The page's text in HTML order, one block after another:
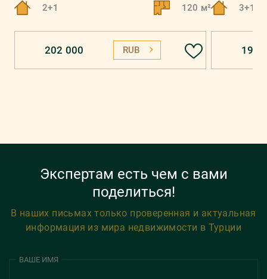
2+1 120 м²
202 000 RUB
3+1
196
Экспертам есть чем с вами
поделиться!
В наших письмах только проверенная и актуальная
информация из мира недвижимости в Турции
ВАШЕ ИМЯ